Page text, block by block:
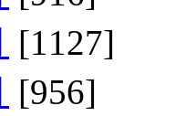
[1127]
[956]